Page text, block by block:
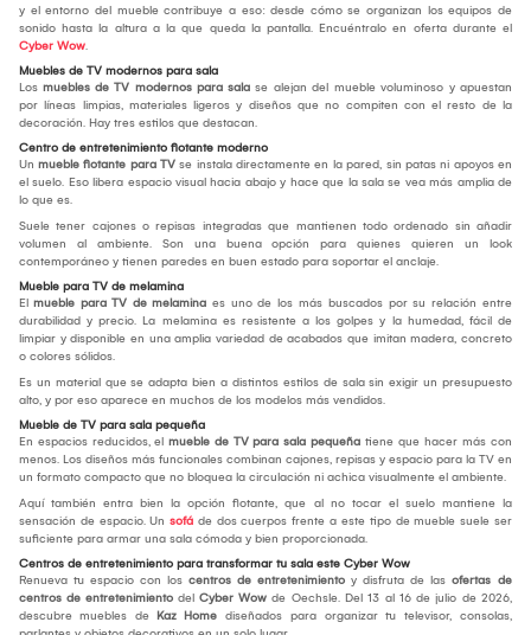
y el entorno del mueble contribuye a eso: desde cómo se organizan los equipos de
sonido hasta la altura a la que queda la pantalla. Encuéntralo en oferta durante el
Cyber Wow.
Muebles de TV modernos para sala
Los muebles de TV modernos para sala se alejan del mueble voluminoso y apuestan
por líneas limpias, materiales ligeros y diseños que no compiten con el resto de la
decoración. Hay tres estilos que destacan.
Centro de entretenimiento flotante moderno
Un mueble flotante para TV se instala directamente en la pared, sin patas ni apoyos en
el suelo. Eso libera espacio visual hacia abajo y hace que la sala se vea más amplia de
lo que es.
Suele tener cajones o repisas integradas que mantienen todo ordenado sin añadir
volumen al ambiente. Son una buena opción para quienes quieren un look
contemporáneo y tienen paredes en buen estado para soportar el anclaje.
Mueble para TV de melamina
El mueble para TV de melamina es uno de los más buscados por su relación entre
durabilidad y precio. La melamina es resistente a los golpes y la humedad, fácil de
limpiar y disponible en una amplia variedad de acabados que imitan madera, concreto
o colores sólidos.
Es un material que se adapta bien a distintos estilos de sala sin exigir un presupuesto
alto, y por eso aparece en muchos de los modelos más vendidos.
Mueble de TV para sala pequeña
En espacios reducidos, el mueble de TV para sala pequeña tiene que hacer más con
menos. Los diseños más funcionales combinan cajones, repisas y espacio para la TV en
un formato compacto que no bloquea la circulación ni achica visualmente el ambiente.
Aquí también entra bien la opción flotante, que al no tocar el suelo mantiene la
sensación de espacio. Un sofá de dos cuerpos frente a este tipo de mueble suele ser
suficiente para armar una sala cómoda y bien proporcionada.
Centros de entretenimiento para transformar tu sala este Cyber Wow
Renueva tu espacio con los centros de entretenimiento y disfruta de las ofertas de
centros de entretenimiento del Cyber Wow de Oechsle. Del 13 al 16 de julio de 2026,
descubre muebles de Kaz Home diseñados para organizar tu televisor, consolas,